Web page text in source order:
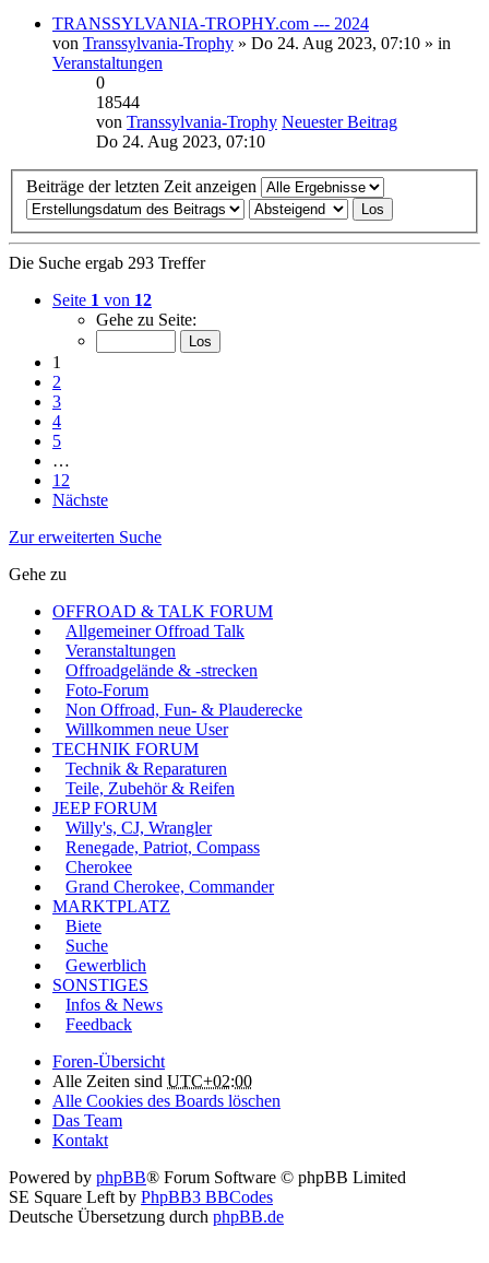
TRANSSYLVANIA-TROPHY.com --- 2024
von Transsylvania-Trophy » Do 24. Aug 2023, 07:10 » in
Veranstaltungen
0
18544
von Transsylvania-Trophy Neuester Beitrag
Do 24. Aug 2023, 07:10
Beiträge der letzten Zeit anzeigen
Die Suche ergab 293 Treffer
Seite 1 von 12
Gehe zu Seite:
1
2
3
4
5
…
12
Nächste
Zur erweiterten Suche
Gehe zu
OFFROAD & TALK FORUM
Allgemeiner Offroad Talk
Veranstaltungen
Offroadgelände & -strecken
Foto-Forum
Non Offroad, Fun- & Plauderecke
Willkommen neue User
TECHNIK FORUM
Technik & Reparaturen
Teile, Zubehör & Reifen
JEEP FORUM
Willy's, CJ, Wrangler
Renegade, Patriot, Compass
Cherokee
Grand Cherokee, Commander
MARKTPLATZ
Biete
Suche
Gewerblich
SONSTIGES
Infos & News
Feedback
Foren-Übersicht
Alle Zeiten sind UTC+02:00
Alle Cookies des Boards löschen
Das Team
Kontakt
Powered by phpBB® Forum Software © phpBB Limited
SE Square Left by PhpBB3 BBCodes
Deutsche Übersetzung durch phpBB.de